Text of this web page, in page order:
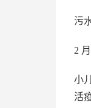
污
2
小
活